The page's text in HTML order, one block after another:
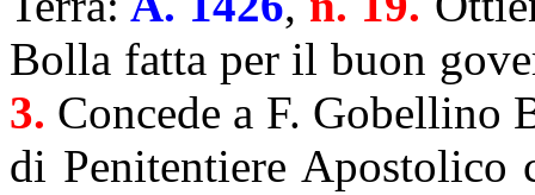
Bolla fatta per il buon
3. Concede a F. Gobellino
di Penitentiere Apostolico